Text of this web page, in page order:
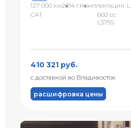
127 000 км2014 г.Комплектация: L
CAT
660 сс
L575S
410 321 руб.
с доставкой во Владивосток
расшифровка цены